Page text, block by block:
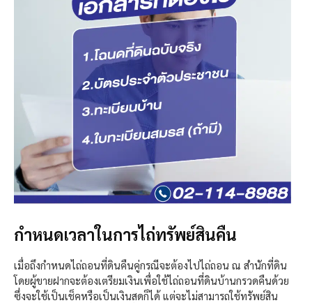
กำหนดเวลาในการไถ่ทรัพย์สินคืน
เมื่อถึงกำหนดไถ่ถอนที่ดินคืนคู่กรณีจะต้องไปไถ่ถอน ณ สำนักที่ดิน
โดยผู้ขายฝากจะต้องเตรียมเงินเพื่อใช้ไถ่ถอนที่ดินบ้านกรวดคืนด้วย
ซึ่งจะใช้เป็นเช็คหรือเป็นเงินสดก็ได้ แต่จะไม่สามารถใช้ทรัพย์สิน